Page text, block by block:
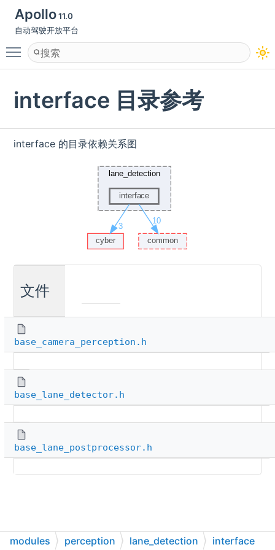
Apollo11.0
自动驾驶开放平台
Toggle main menu visibility
interface 目录参考
interface 的目录依赖关系图
文件
base_camera_perception.h
base_lane_detector.h
base_lane_postprocessor.h
modules perception lane_detection interface